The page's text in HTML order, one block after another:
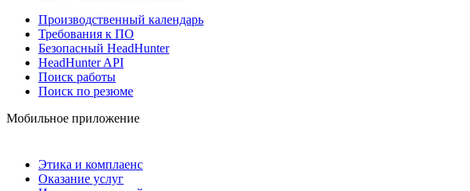
Производственный календарь
Требования к ПО
Безопасный HeadHunter
HeadHunter API
Поиск работы
Поиск по резюме
Мобильное приложение
Этика и комплаенс
Оказание услуг